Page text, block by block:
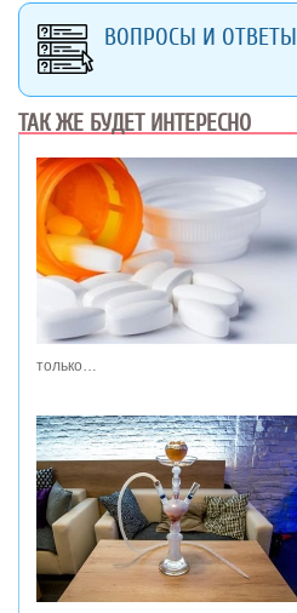
ВОПРОСЫ И ОТВЕТЫ
ТАК ЖЕ БУДЕТ ИНТЕРЕСНО
только…